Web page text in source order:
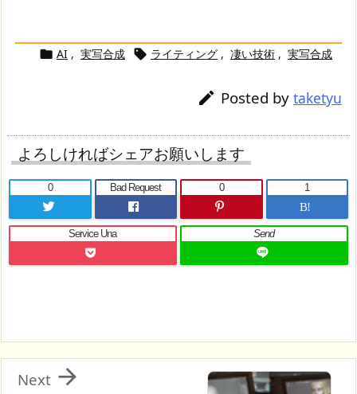
 AI , 実写合成  ライティング , 凄い技術 , 実写合成
 Posted by taketyu
よろしければシェアお願いします
0 Bad Request
0
B!
1
Service Una Send

Next